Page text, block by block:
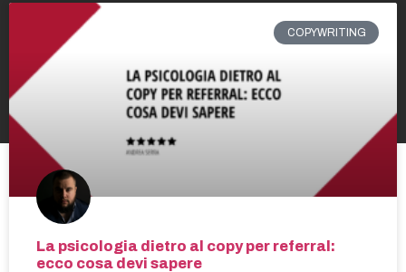
COPYWRITING
La psicologia dietro al copy per referral:
ecco cosa devi sapere